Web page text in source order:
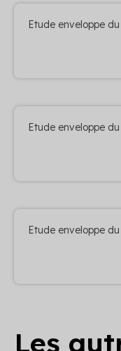
Etude enveloppe
Etude enveloppe
Etude enveloppe
Les